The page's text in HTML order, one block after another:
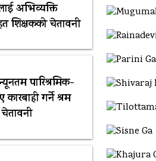
अभिव्यक्ति
शिक्षकको चेतावनी
पारिश्रमिक-
गर्ने श्रम